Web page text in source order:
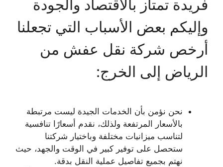
فريدة تمتاز بالاقتصاد والجودة
وإليكم بعض الأسباب التي تجعلنا
أرخص شركة نقل عفش من
الرياض إلى الخرج:
نحن نؤمن بأن الخدمات الجيدة ليست مرتبطة
بالأسعار المرتفعة ولذلك، نقدم أسعارًا تنافسية
لتناسب ميزانيات مختلفة وباختيار شركتنا
ستحصل على توفير كبير في الوقت والجهد، حيث
نهتم بجميع تفاصيل عملية النقل بدقة.